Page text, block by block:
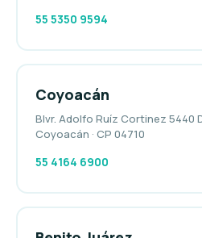
55 5350 9594
Coyoacán
Blvr. Adolfo Ruíz Cortinez 5440
Coyoacán · CP 04710
55 4164 6900